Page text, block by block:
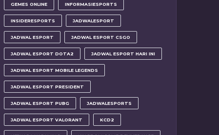
GEMES ONLINE INFORMASIESPORTS
INSIDERESPORTS JADWALESPORT
JADWAL ESPORT JADWAL ESPORT CSGO
JADWAL ESPORT DOTA2 JADWAL ESPORT HARI INI
JADWAL ESPORT MOBILE LEGENDS
JADWAL ESPORT PRESIDENT
JADWAL ESPORT PUBG JADWALESPORTS
JADWAL ESPORT VALORANT KCD2